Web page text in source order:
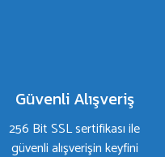
Güvenli Alışveriş
256 Bit SSL sertifikası ile
güvenli alışverişin keyfini